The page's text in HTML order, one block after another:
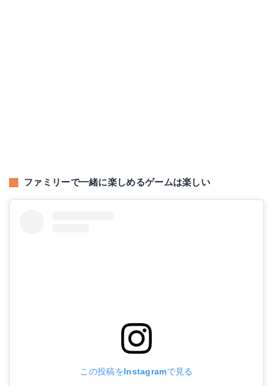
ファミリーで一緒に楽しめるゲームは楽しい
この投稿をInstagramで見る